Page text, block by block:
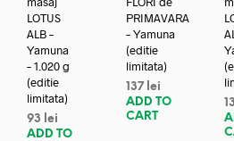
LOTUS
ALB –
Yamuna
– 1.020 g
(editie
limitata)
93
lei
ADD TO
PRIMAVARA
– Yamuna
(editie
limitata)
137 lei
ADD TO
CART